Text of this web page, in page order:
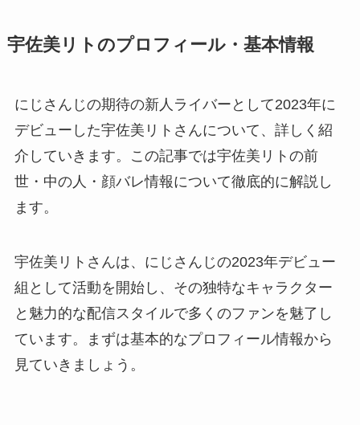
宇佐美リトのプロフィール・基本情報
にじさんじの期待の新人ライバーとして2023年に
デビューした宇佐美リトさんについて、詳しく紹
介していきます。この記事では宇佐美リトの前
世・中の人・顔バレ情報について徹底的に解説し
ます。
宇佐美リトさんは、にじさんじの2023年デビュー
組として活動を開始し、その独特なキャラクター
と魅力的な配信スタイルで多くのファンを魅了し
ています。まずは基本的なプロフィール情報から
見ていきましょう。